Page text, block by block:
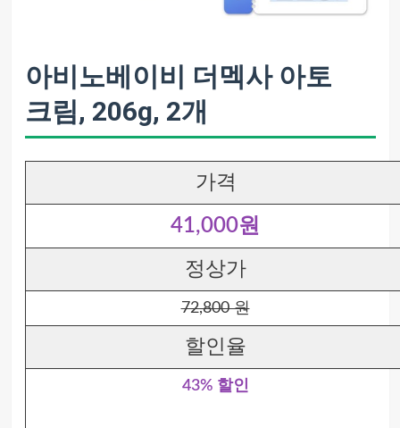
아비노베이비 더멕사 아토
크림, 206g, 2개
가격
41,000원
정상가
72,800 원
할인율
43% 할인